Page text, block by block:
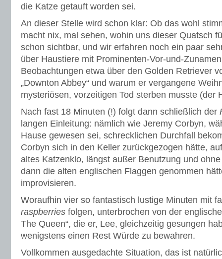
die Katze getauft worden sei.
An dieser Stelle wird schon klar: Ob das wohl
macht nix, mal sehen, wohin uns dieser Quatsch
schon sichtbar, und wir erfahren noch ein paar
über Haustiere mit Prominenten-Vor-und-
Beobachtungen etwa über den Golden Retriever
„Downton Abbey“ und warum er vergangene
mysteriösen, vorzeitigen Tod sterben musste (der
Nach fast 18 Minuten (!) folgt dann schließlich der
langen Einleitung: nämlich wie Jeremy Corbyn,
Hause gewesen sei, schrecklichen Durchfall
Corbyn sich in den Keller zurückgezogen hätte,
altes Katzenklo, längst außer Benutzung und
dann die alten englischen Flaggen genommen
improvisieren.
Woraufhin vier so fantastisch lustige Minuten mit
raspberries folgen, unterbrochen von der
The Queen“, die er, Lee, gleichzeitig gesungen
wenigstens einen Rest Würde zu bewahren.
Vollkommen ausgedachte Situation, das ist